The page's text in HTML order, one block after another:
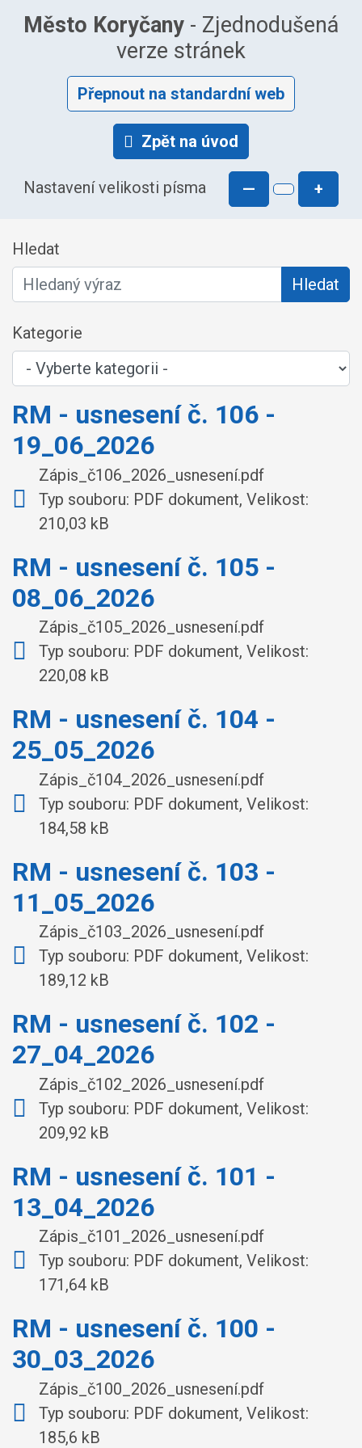
Město Koryčany - Zjednodušená
verze stránek
Přepnout na standardní web
Zpět na úvod
Nastavení velikosti písma — +
Hledat
Hledat
Kategorie
RM - usnesení č. 106 -
19_06_2026
Zápis_č106_2026_usnesení.pdf
Typ souboru: PDF dokument, Velikost:
210,03 kB
RM - usnesení č. 105 -
08_06_2026
Zápis_č105_2026_usnesení.pdf
Typ souboru: PDF dokument, Velikost:
220,08 kB
RM - usnesení č. 104 -
25_05_2026
Zápis_č104_2026_usnesení.pdf
Typ souboru: PDF dokument, Velikost:
184,58 kB
RM - usnesení č. 103 -
11_05_2026
Zápis_č103_2026_usnesení.pdf
Typ souboru: PDF dokument, Velikost:
189,12 kB
RM - usnesení č. 102 -
27_04_2026
Zápis_č102_2026_usnesení.pdf
Typ souboru: PDF dokument, Velikost:
209,92 kB
RM - usnesení č. 101 -
13_04_2026
Zápis_č101_2026_usnesení.pdf
Typ souboru: PDF dokument, Velikost:
171,64 kB
RM - usnesení č. 100 -
30_03_2026
Zápis_č100_2026_usnesení.pdf
Typ souboru: PDF dokument, Velikost:
185,6 kB